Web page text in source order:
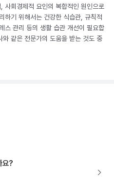
사회경제적 요인의 복합적인 원인으로
하기 위해서는 건강한 식습관, 규칙적
스 관리 등의 생활 습관 개선이 필요합
같은 전문가의 도움을 받는 것도 중
요?